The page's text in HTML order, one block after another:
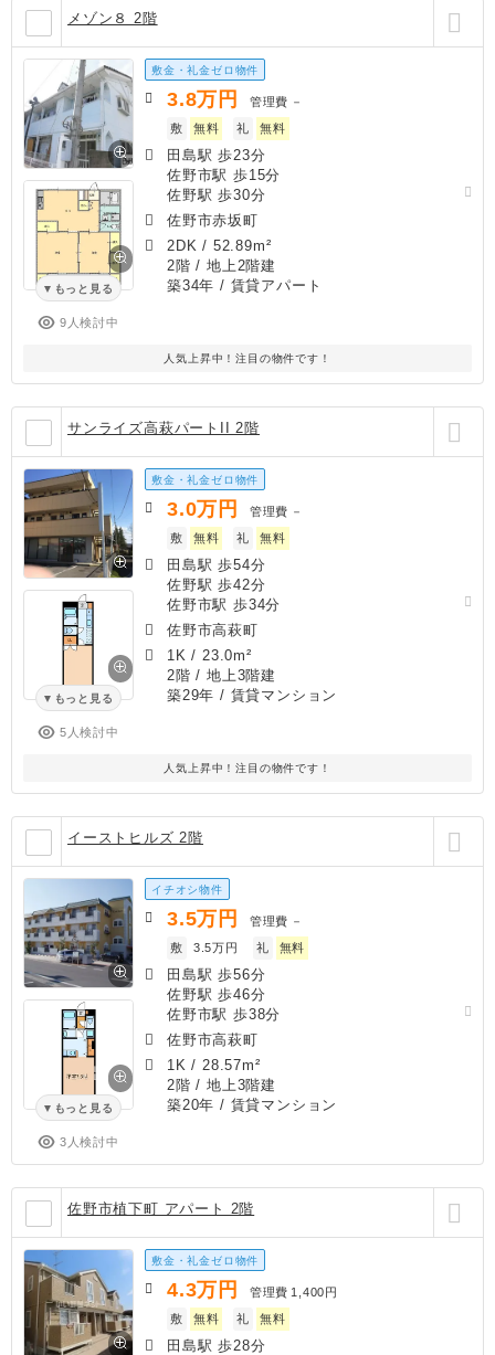
メゾン８ 2階
もっと見る
9人検討中
敷金・礼金ゼロ物件
3.8万円 管理費 －
敷
無料 礼 無料
田島駅 歩23分
佐野市駅 歩15分
佐野駅 歩30分
佐野市赤坂町
2DK / 52.89m²
2階 / 地上2階建
築34年 / 賃貸アパート
人気上昇中！注目の物件です！
サンライズ高萩パートII 2階
もっと見る
5人検討中
敷金・礼金ゼロ物件
3.0万円 管理費 －
敷
無料 礼 無料
田島駅 歩54分
佐野駅 歩42分
佐野市駅 歩34分
佐野市高萩町
1K / 23.0m²
2階 / 地上3階建
築29年 / 賃貸マンション
人気上昇中！注目の物件です！
イーストヒルズ 2階
もっと見る
3人検討中
イチオシ物件
3.5万円 管理費 －
敷
3.5万円 礼 無料
田島駅 歩56分
佐野駅 歩46分
佐野市駅 歩38分
佐野市高萩町
1K / 28.57m²
2階 / 地上3階建
築20年 / 賃貸マンション
佐野市植下町 アパート 2階
敷金・礼金ゼロ物件
4.3万円 管理費 1,400円
敷
無料 礼 無料
田島駅 歩28分